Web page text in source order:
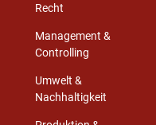
Recht
Management &
Controlling
Umwelt &
Nachhaltigkeit